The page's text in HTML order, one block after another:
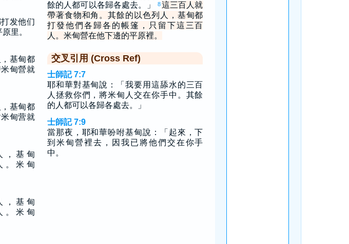
发他们
里。
基甸都
甸營就
基甸都
甸营就
， 基 甸
。 米 甸
， 基 甸
。 米 甸
餘的人都可以各歸各處去。」
8這三百人就
帶著食物和角。其餘的以色列人，基甸都
打發他們各歸各的帳篷，只留下這三百
人。米甸營在他下邊的平原裡。
交叉引用 (Cross Ref)
士師記 7:7
耶和華對基甸說：「我要用這舔水的三百
人拯救你們，將米甸人交在你手中。其餘
的人都可以各歸各處去。」
士師記 7:9
當那夜，耶和華吩咐基甸說：「起來，下
到米甸營裡去，因我已將他們交在你手
中。